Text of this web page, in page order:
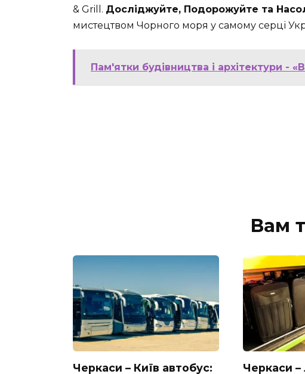
& Grill. Досліджуйте, Подорожуйте та
мистецтвом Чорного моря у самому серці
Пам'ятки будівництва і архітектури -
Вам
Черкаси – Київ автобус:
Черкаси –